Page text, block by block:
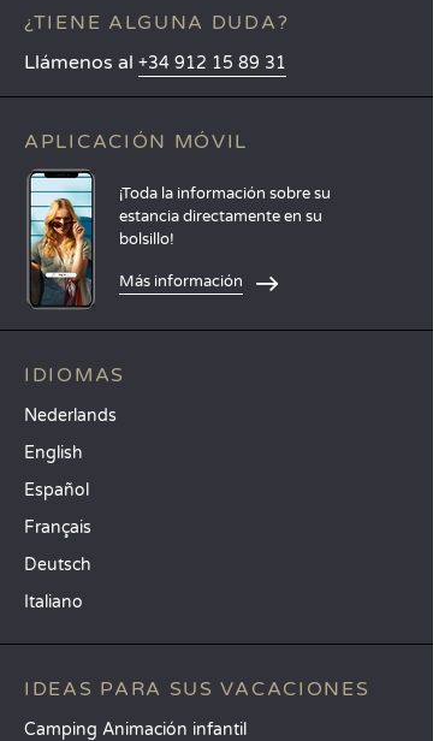
¿TIENE ALGUNA DUDA?
Llámenos al +34 912 15 89 31
APLICACIÓN MÓVIL
¡Toda la información sobre su
estancia directamente en su
bolsillo!
Más información
IDIOMAS
Nederlands
English
Español
Français
Deutsch
Italiano
IDEAS PARA SUS VACACIONES
Camping Animación infantil